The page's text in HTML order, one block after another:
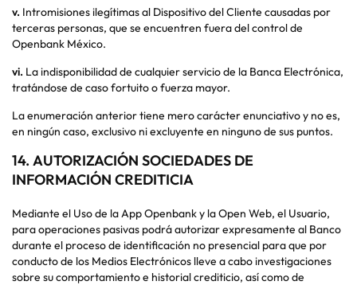
v. Intromisiones ilegítimas al Dispositivo del Cliente causadas por
terceras personas, que se encuentren fuera del control de
Openbank México.
vi. La indisponibilidad de cualquier servicio de la Banca Electrónica,
tratándose de caso fortuito o fuerza mayor.
La enumeración anterior tiene mero carácter enunciativo y no es,
en ningún caso, exclusivo ni excluyente en ninguno de sus puntos.
14. AUTORIZACIÓN SOCIEDADES DE
INFORMACIÓN CREDITICIA
Mediante el Uso de la App Openbank y la Open Web, el Usuario,
para operaciones pasivas podrá autorizar expresamente al Banco
durante el proceso de identificación no presencial para que por
conducto de los Medios Electrónicos lleve a cabo investigaciones
sobre su comportamiento e historial crediticio, así como de